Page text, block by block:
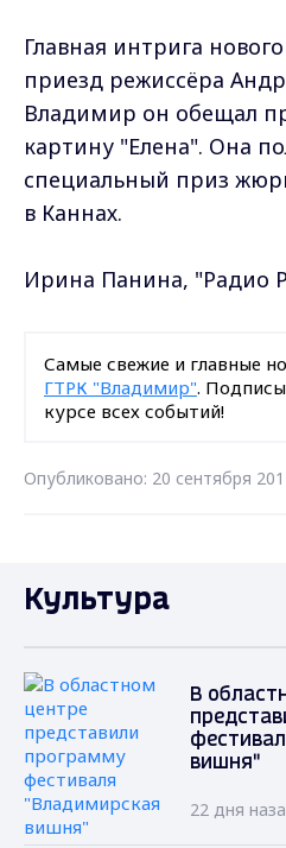
Главная интрига
приезд режиссёра
Владимир он обещал
картину "Елена". Она
специальный приз
в Каннах.
Ирина Панина, "Радио
Самые свежие и главные
ГТРК "Владимир".
курсе всех событий!
Опубликовано: 20 сентября
Культура
В
вишня"
22 дня